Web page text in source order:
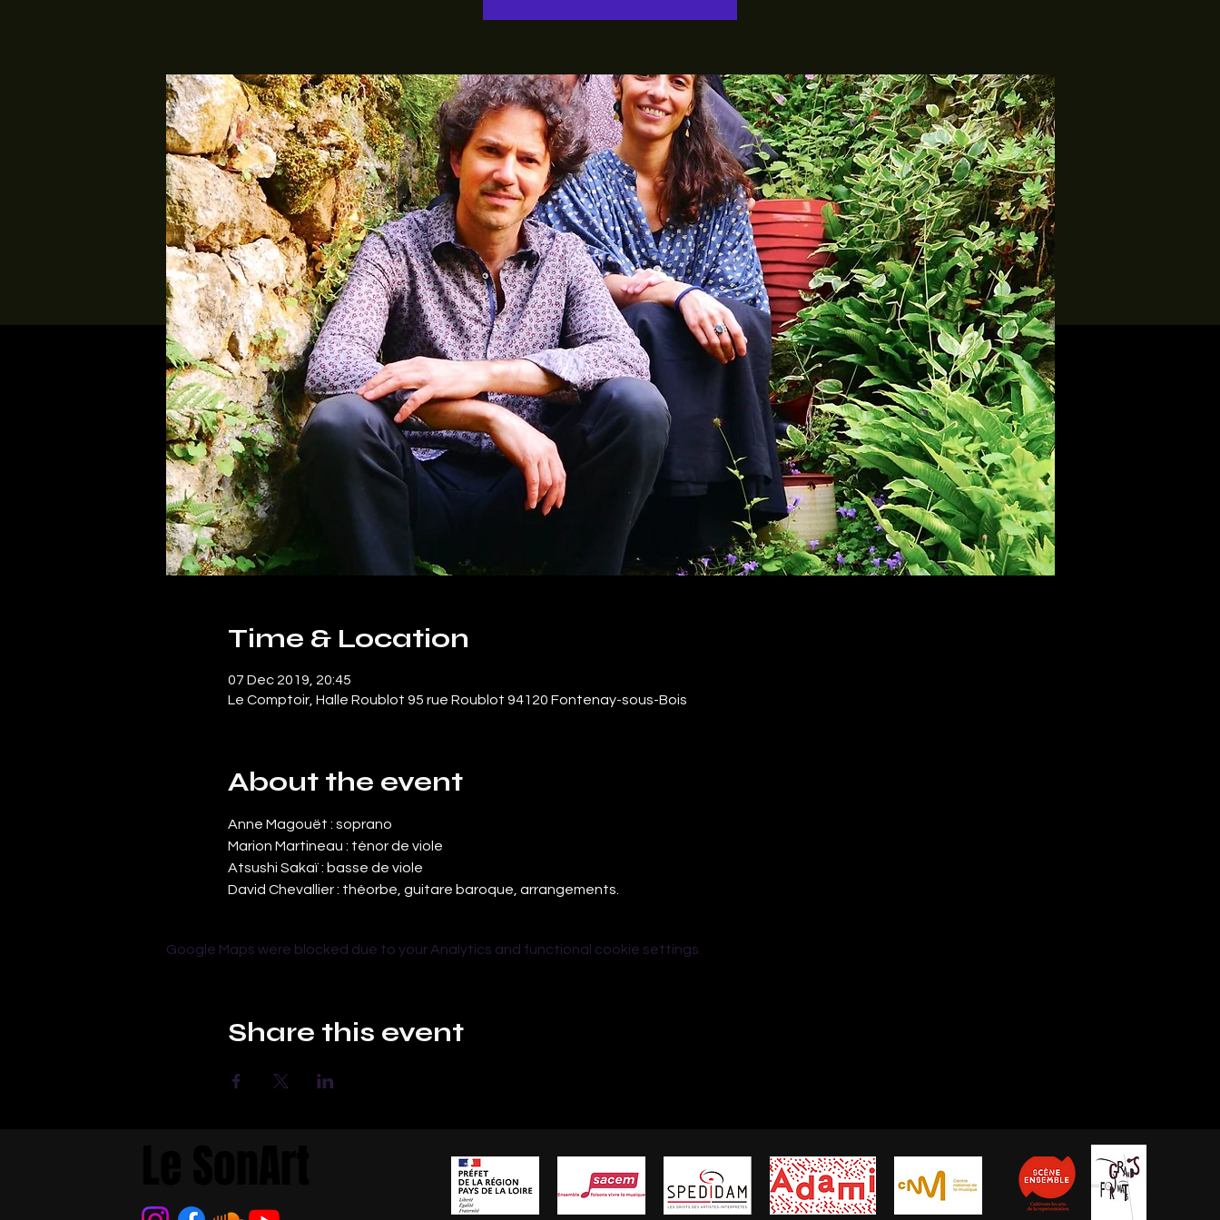
Time & Location
07 Dec 2019, 20:45
Le Comptoir, Halle Roublot 95 rue Roublot 94120 Fontenay-sous-Bois
About the event
Anne Magouët : soprano
Marion Martineau : ténor de viole
Atsushi Sakaï : basse de viole
David Chevallier : théorbe, guitare baroque, arrangements.
Google Maps were blocked due to your Analytics and functional cookie settings.
Share this event